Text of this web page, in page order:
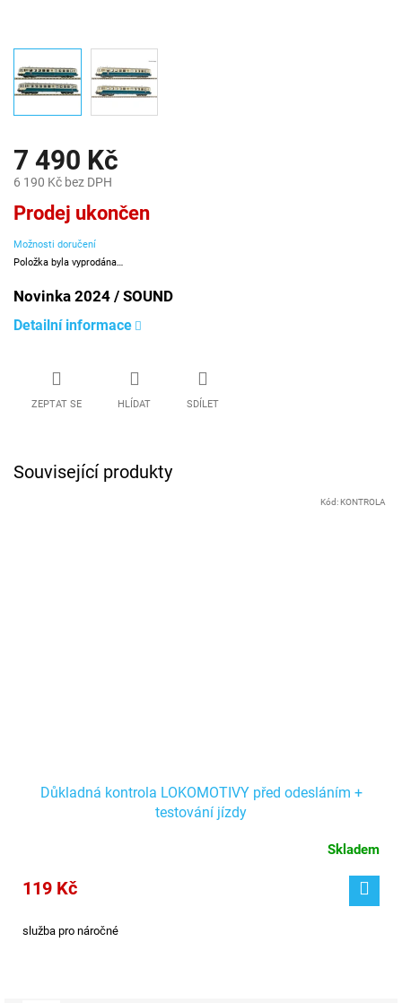
7 490 Kč
6 190 Kč bez DPH
Měrná
cena:
Prodej ukončen
Možnosti doručení
Položka byla vyprodána…
Novinka 2024 / SOUND
Detailní informace
ZEPTAT SE HLÍDAT SDÍLET
Související produkty
Důkladná kontrola LOKOMOTIVY před odesláním +
testování jízdy
Skladem
119 Kč
služba pro náročné
Kód:KONTROLA